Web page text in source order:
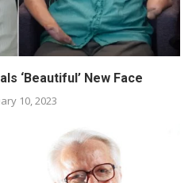
‘Beautiful’ New Face
10, 2023